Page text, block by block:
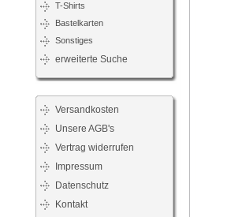
T-Shirts
Bastelkarten
Sonstiges
erweiterte Suche
Versandkosten
Unsere AGB's
Vertrag widerrufen
Impressum
Datenschutz
Kontakt